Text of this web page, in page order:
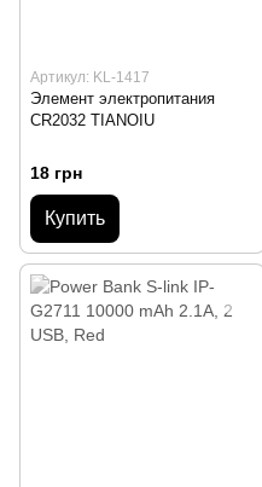
Артикул: KL-1417
Элемент электропитания
CR2032 TIANOIU
18 грн
Купить